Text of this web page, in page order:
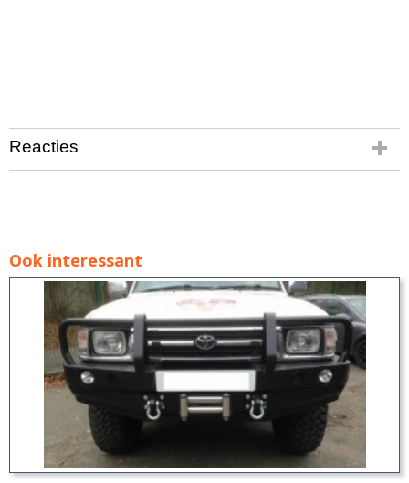
Reacties
Ook interessant